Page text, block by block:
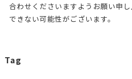
合わせくださいますようお願い申
できない可能性がございます。
Tag